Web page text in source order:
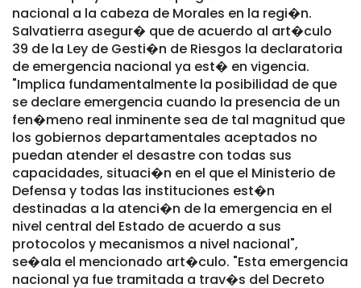
nacional a la cabeza de Morales en la regi�n.
Salvatierra asegur� que de acuerdo al art�culo
39 de la Ley de Gesti�n de Riesgos la declaratoria
de emergencia nacional ya est� en vigencia.
"Implica fundamentalmente la posibilidad de que
se declare emergencia cuando la presencia de un
fen�meno real inminente sea de tal magnitud que
los gobiernos departamentales aceptados no
puedan atender el desastre con todas sus
capacidades, situaci�n en el que el Ministerio de
Defensa y todas las instituciones est�n
destinadas a la atenci�n de la emergencia en el
nivel central del Estado de acuerdo a sus
protocolos y mecanismos a nivel nacional",
se�ala el mencionado art�culo. "Esta emergencia
nacional ya fue tramitada a trav�s del Decreto